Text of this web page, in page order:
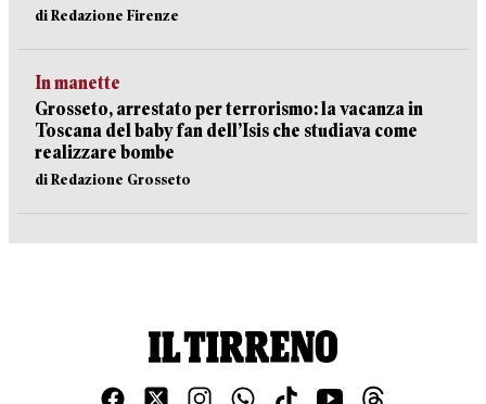
di Redazione Firenze
In manette
Grosseto, arrestato per terrorismo: la vacanza in
Toscana del baby fan dell’Isis che studiava come
realizzare bombe
di Redazione Grosseto